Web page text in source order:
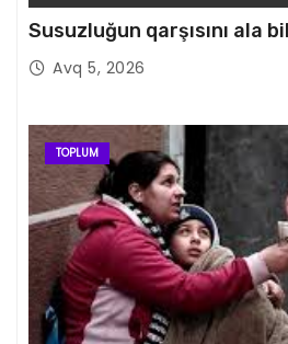
Susuzluğun qarşısını ala
Avq 5, 2026
TOPLUM